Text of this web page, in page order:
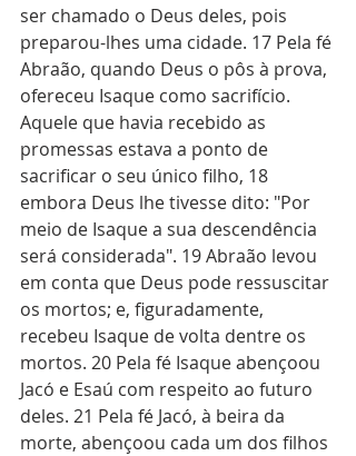
ser chamado o Deus deles, pois
preparou-lhes uma cidade. 17 Pela fé
Abraão, quando Deus o pôs à prova,
ofereceu Isaque como sacrifício.
Aquele que havia recebido as
promessas estava a ponto de
sacrificar o seu único filho, 18
embora Deus lhe tivesse dito: "Por
meio de Isaque a sua descendência
será considerada". 19 Abraão levou
em conta que Deus pode ressuscitar
os mortos; e, figuradamente,
recebeu Isaque de volta dentre os
mortos. 20 Pela fé Isaque abençoou
Jacó e Esaú com respeito ao futuro
deles. 21 Pela fé Jacó, à beira da
morte, abençoou cada um dos filhos